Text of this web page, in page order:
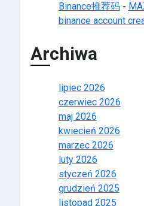
Binance推荐码-
binance account
Archiwa
lipiec 2026
czerwiec 2026
maj 2026
kwiecień 2026
marzec 2026
luty 2026
styczeń 2026
grudzień 2025
listopad 2025